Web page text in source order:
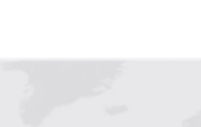
56789101112